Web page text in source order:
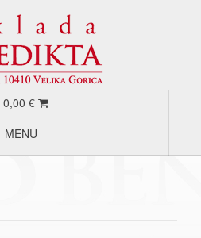
0,00 €
MENU